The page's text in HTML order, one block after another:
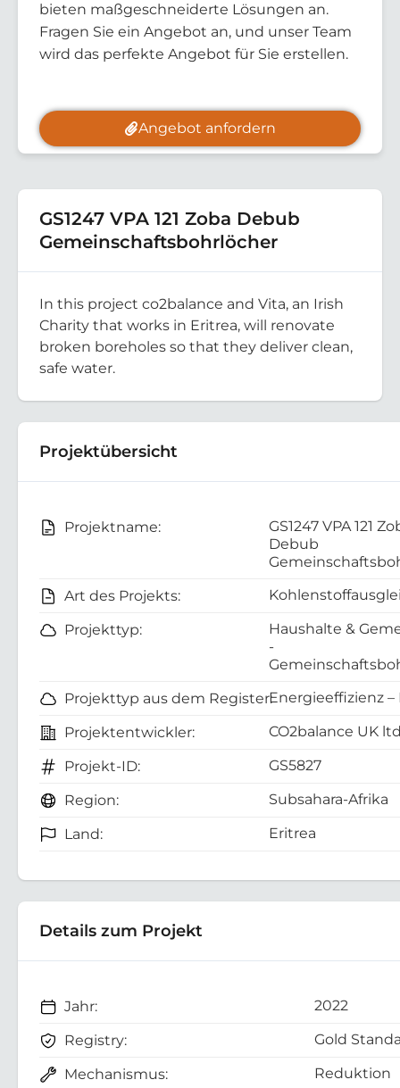
bieten maßgeschneiderte Lösungen an.
Fragen Sie ein Angebot an, und unser Team
wird das perfekte Angebot für Sie erstellen.
Angebot anfordern
GS1247 VPA 121 Zoba Debub
Gemeinschaftsbohrlöcher
In this project co2balance and Vita, an Irish
Charity that works in Eritrea, will renovate
broken boreholes so that they deliver clean,
safe water.
Projektübersicht
Projektname:
GS1247 VPA 121
Debub
Art des Projekts:
Projekttyp:
Haushalte &
-
Projekttyp aus dem Register:Energieeffizienz –
Projektentwickler: CO2balance UK
Projekt-ID: GS5827
Region: Subsahara-Afrika
Land: Eritrea
Details zum Projekt
Jahr: 2022
Registry: Gold
Mechanismus: Reduktion